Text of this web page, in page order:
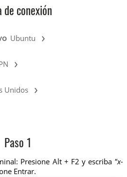
de conexión
Ubuntu ›
›
Unidos ›
Paso 1
Presione Alt + F2 y escriba "x-
Entrar.